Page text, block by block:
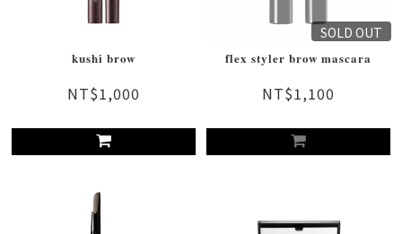
kushi brow
NT$1,000
SOLD OUT
flex styler brow mascara
NT$1,100